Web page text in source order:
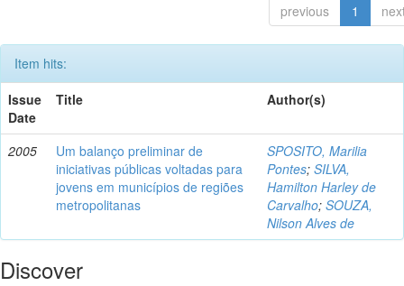
previous 1
Item hits:
Issue
Date
Title Author(s)
2005
Um balanço preliminar de
iniciativas públicas voltadas para
jovens em municípios de regiões
metropolitanas
SPOSITO, Marilia
Pontes; SILVA,
Hamilton Harley de
Carvalho; SOUZA,
Nilson Alves de
Discover